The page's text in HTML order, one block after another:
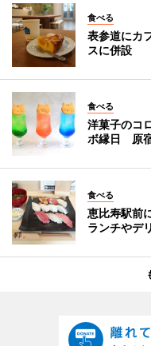
食べる
表参道にカ
スに併設
食べる
洋菓子のコ
ボ縁日 原
食べる
恵比寿駅前
ランチやデ